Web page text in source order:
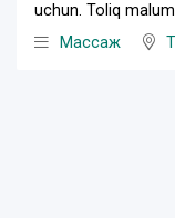
uchun. Toliq
Массаж